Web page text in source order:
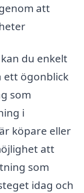
att
du enkelt
ett ögonblick
som
i
köpare eller
att
som
idag och